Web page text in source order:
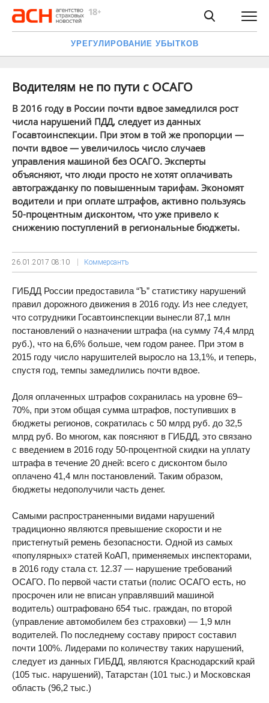
УРЕГУЛИРОВАНИЕ УБЫТКОВ
Водителям не по пути с ОСАГО
В 2016 году в России почти вдвое замедлился рост
числа нарушений ПДД, следует из данных
Госавтоинспекции. При этом в той же пропорции —
почти вдвое — увеличилось число случаев
управления машиной без ОСАГО. Эксперты
объясняют, что люди просто не хотят оплачивать
автогражданку по повышенным тарифам. Экономят
водители и при оплате штрафов, активно пользуясь
50-процентным дисконтом, что уже привело к
снижению поступлений в региональные бюджеты.
26.01.2017 08:10 Коммерсантъ
ГИБДД России предоставила “Ъ” статистику нарушений
правил дорожного движения в 2016 году. Из нее следует,
что сотрудники Госавтоинспекции вынесли 87,1 млн
постановлений о назначении штрафа (на сумму 74,4 млрд
руб.), что на 6,6% больше, чем годом ранее. При этом в
2015 году число нарушителей выросло на 13,1%, и теперь,
спустя год, темпы замедлились почти вдвое.
Доля оплаченных штрафов сохранилась на уровне 69–
70%, при этом общая сумма штрафов, поступивших в
бюджеты регионов, сократилась с 50 млрд руб. до 32,5
млрд руб. Во многом, как поясняют в ГИБДД, это связано
с введением в 2016 году 50-процентной скидки на уплату
штрафа в течение 20 дней: всего с дисконтом было
оплачено 41,4 млн постановлений. Таким образом,
бюджеты недополучили часть денег.
Самыми распространенными видами нарушений
традиционно являются превышение скорости и не
пристегнутый ремень безопасности. Одной из самых
«популярных» статей КоАП, применяемых инспекторами,
в 2016 году стала ст. 12.37 — нарушение требований
ОСАГО. По первой части статьи (полис ОСАГО есть, но
просрочен или не вписан управлявший машиной
водитель) оштрафовано 654 тыс. граждан, по второй
(управление автомобилем без страховки) — 1,9 млн
водителей. По последнему составу прирост составил
почти 100%. Лидерами по количеству таких нарушений,
следует из данных ГИБДД, являются Краснодарский край
(105 тыс. нарушений), Татарстан (101 тыс.) и Московская
область (96,2 тыс.)